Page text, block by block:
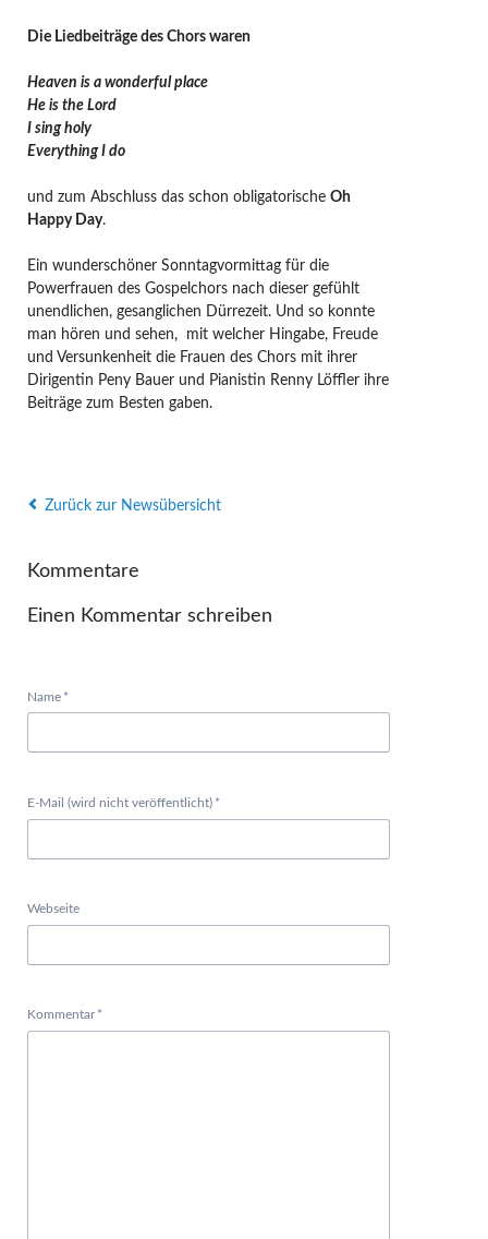
Die Liedbeiträge des Chors waren
Heaven is a wonderful place
He is the Lord
I sing holy
Everything I do
und zum Abschluss das schon obligatorische Oh
Happy Day.
Ein wunderschöner Sonntagvormittag für die
Powerfrauen des Gospelchors nach dieser gefühlt
unendlichen, gesanglichen Dürrezeit. Und so konnte
man hören und sehen, mit welcher Hingabe, Freude
und Versunkenheit die Frauen des Chors mit ihrer
Dirigentin Peny Bauer und Pianistin Renny Löffler ihre
Beiträge zum Besten gaben.
Zurück zur Newsübersicht
Kommentare
Einen Kommentar schreiben
Pflichtfeld
Name *
Pflichtfeld
E-Mail (wird nicht veröffentlicht) *
Webseite
Pflichtfeld
Kommentar *